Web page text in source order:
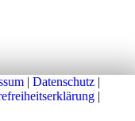
| Datenschutz |
|